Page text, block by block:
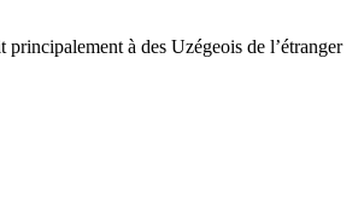
à des Uzégeois de l’étranger